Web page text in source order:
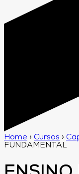
Home › Cursos ›
FUNDAMENTAL